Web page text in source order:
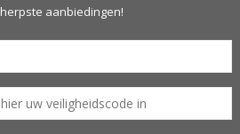
aanbiedingen!